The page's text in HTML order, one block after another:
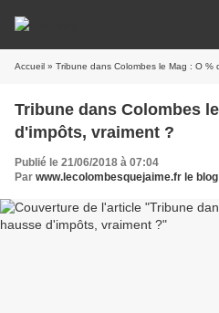
Accueil » Tribune dans Colombes le Mag : O %
Tribune dans Colombes
d'impôts, vraiment ?
Publié le 21/06/2018 à 07:04
Par www.lecolombesquejaime.fr le